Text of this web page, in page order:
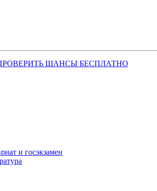
ШАНСЫ БЕСПЛАТНО
и госэкзамен